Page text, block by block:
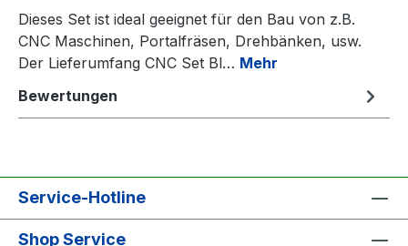
Dieses Set ist ideal geeignet für den Bau von z.B.
CNC Maschinen, Portalfräsen, Drehbänken, usw.
Der Lieferumfang CNC Set Bl… Mehr
Bewertungen
Service-Hotline
Shop Service